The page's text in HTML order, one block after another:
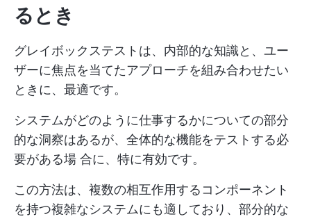
るとき
グレイボックステストは、内部的な知識と、ユー
ザーに焦点を当てたアプローチを組み合わせたい
ときに、最適です。
システムがどのように仕事するかについての部分
的な洞察はあるが、全体的な機能をテストする必
要がある場 合に、特に有効です。
この方法は、複数の相互作用するコンポーネント
を持つ複雑なシステムにも適しており、部分的な